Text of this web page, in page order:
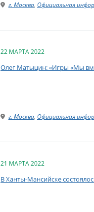
г. Москва, Официальная
22 МАРТА 2022
Олег Матыцин: «Игры «Мы
г. Москва, Официальная
21 МАРТА 2022
В Ханты-Мансийске